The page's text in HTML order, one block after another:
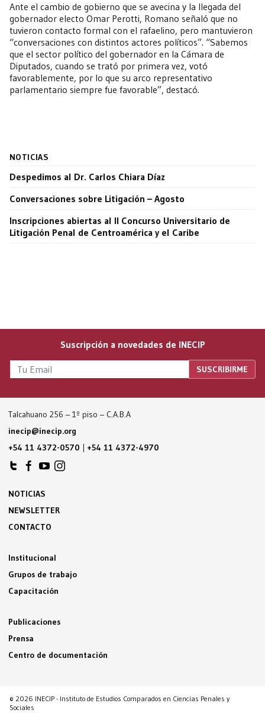
Ante el cambio de gobierno que se avecina y la llegada del
gobernador electo Omar Perotti, Romano señaló que no
tuvieron contacto formal con el rafaelino, pero mantuvieron
“conversaciones con distintos actores políticos”. “Sabemos
que el sector político del gobernador en la Cámara de
Diputados, cuando se trató por primera vez, votó
favorablemente, por lo que su arco representativo
parlamentario siempre fue favorable”, destacó.
NOTICIAS
Despedimos al Dr. Carlos Chiara Díaz
Conversaciones sobre Litigación – Agosto
Inscripciones abiertas al II Concurso Universitario de
Litigación Penal de Centroamérica y el Caribe
Suscripción a novedades de INECIP
Talcahuano 256 – 1º piso – C.A.B.A
inecip@inecip.org
+54 11 4372-0570 | +54 11 4372-4970
NOTICIAS
NEWSLETTER
CONTACTO
Institucional
Grupos de trabajo
Capacitación
Publicaciones
Prensa
Centro de documentación
© 2026 INECIP - Instituto de Estudios Comparados en Ciencias Penales y
Sociales